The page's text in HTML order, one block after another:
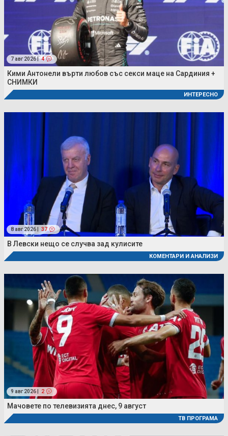
7 авг 2026 | 4
Кими Антонели върти любов със секси маце на Сардиния +
СНИМКИ
ИНТЕРЕСНО
8 авг 2026 | 37
В Левски нещо се случва зад кулисите
КОМЕНТАРИ И АНАЛИЗИ
9 авг 2026 | 2
Мачовете по телевизията днес, 9 август
ТВ ПРОГРАМА